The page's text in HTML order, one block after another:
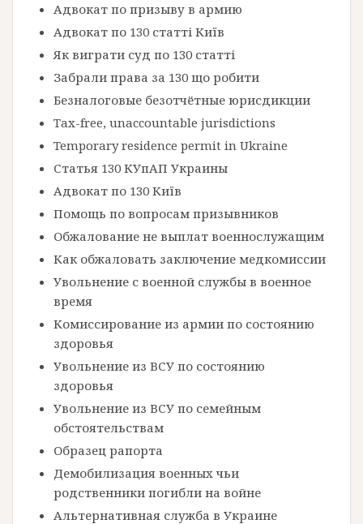
Адвокат по призыву в армию
Адвокат по 130 статті Київ
Як виграти суд по 130 статті
Забрали права за 130 що робити
Безналоговые безотчётные юрисдикции
Tax-free, unaccountable jurisdictions
Temporary residence permit in Ukraine
Статья 130 КУпАП Украины
Адвокат по 130 Київ
Помощь по вопросам призывников
Обжалование не выплат военнослужащим
Как обжаловать заключение медкомиссии
Увольнение с военной службы в военное
время
Комиссирование из армии по состоянию
здоровья
Увольнение из ВСУ по состоянию
здоровья
Увольнение из ВСУ по семейным
обстоятельствам
Образец рапорта
Демобилизация военных чьи
родственники погибли на войне
Альтернативная служба в Украине